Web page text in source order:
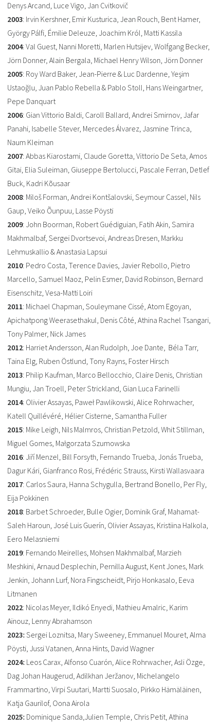
Denys Arcand, Luce Vigo, Jan Cvitkovič
2003: Irvin Kershner, Emir Kusturica, Jean Rouch, Bent Hamer,
György Pálfi, Émilie Deleuze, Joachim Król, Matti Kassila
2004: Val Guest, Nanni Moretti, Marlen Hutsijev, Wolfgang Becker,
Jörn Donner, Alain Bergala, Michael Henry Wilson, Jörn Donner
2005: Roy Ward Baker, Jean-Pierre & Luc Dardenne, Yeşim
Ustaoğlu, Juan Pablo Rebella & Pablo Stoll, Hans Weingartner,
Pepe Danquart
2006: Gian Vittorio Baldi, Caroll Ballard, Andrei Smirnov, Jafar
Panahi, Isabelle Stever, Mercedes Álvarez, Jasmine Trinca,
Naum Kleiman
2007: Abbas Kiarostami, Claude Goretta, Vittorio De Seta, Amos
Gitai, Elia Suleiman, Giuseppe Bertolucci, Pascale Ferran, Detlef
Buck, Kadri Kõusaar
2008: Miloš Forman, Andrei Kontšalovski, Seymour Cassel, Nils
Gaup, Veiko Õunpuu, Lasse Pöysti
2009: John Boorman, Robert Guédiguian, Fatih Akin, Samira
Makhmalbaf, Sergei Dvortsevoi, Andreas Dresen, Markku
Lehmuskallio & Anastasia Lapsui
2010: Pedro Costa, Terence Davies, Javier Rebollo, Pietro
Marcello, Samuel Maoz, Pelin Esmer, David Robinson, Bernard
Eisenschitz, Vesa-Matti Loiri
2011: Michael Chapman, Souleymane Cissé, Atom Egoyan,
Apichatpong Weerasethakul, Denis Côté, Athina Rachel Tsangari,
Tony Palmer, Nick James
2012: Harriet Andersson, Alan Rudolph, Joe Dante, Béla Tarr,
Taina Elg, Ruben Östlund, Tony Rayns, Foster Hirsch
2013: Philip Kaufman, Marco Bellocchio, Claire Denis, Christian
Mungiu, Jan Troell, Peter Strickland, Gian Luca Farinelli
2014: Olivier Assayas, Paweł Pawlikowski, Alice Rohrwacher,
Katell Quillévéré, Hélier Cisterne, Samantha Fuller
2015: Mike Leigh, Nils Malmros, Christian Petzold, Whit Stillman,
Miguel Gomes, Małgorzata Szumowska
2016: Jiří Menzel, Bill Forsyth, Fernando Trueba, Jonás Trueba,
Dagur Kári, Gianfranco Rosi, Frédéric Strauss, Kirsti Wallasvaara
2017: Carlos Saura, Hanna Schygulla, Bertrand Bonello, Per Fly,
Eija Pokkinen
2018: Barbet Schroeder, Bulle Ogier, Dominik Graf, Mahamat-
Saleh Haroun, José Luis Guerín, Olivier Assayas, Kristiina Halkola,
Eero Melasniemi
2019: Fernando Meirelles, Mohsen Makhmalbaf, Marzieh
Meshkini, Arnaud Desplechin, Pernilla August, Kent Jones, Mark
Jenkin, Johann Lurf, Nora Fingscheidt, Pirjo Honkasalo, Eeva
Litmanen
2022: Nicolas Meyer, Ildikó Enyedi, Mathieu Amalric, Karim
Aïnouz, Lenny Abrahamson
2023: Sergei Loznitsa, Mary Sweeney, Emmanuel Mouret, Alma
Pöysti, Jussi Vatanen, Anna Hints, David Wagner
2024: Leos Carax, Alfonso Cuarón, Alice Rohrwacher, Asli Özge,
Dag Johan Haugerud, Adilkhan Jeržanov, Michelangelo
Frammartino, Virpi Suutari, Martti Suosalo, Pirkko Hämäläinen,
Katja Gaurilof, Oona Airola
2025: Dominique Sanda,Julien Temple, Chris Petit, Athina